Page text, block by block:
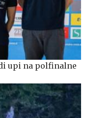
upi na polfinalne